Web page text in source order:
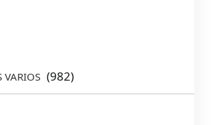
VARIOS (982)